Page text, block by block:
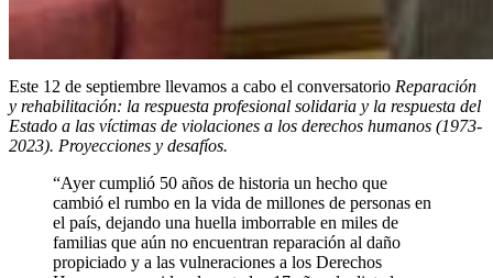
Este 12 de septiembre llevamos a cabo el conversatorio Reparación
y rehabilitación: la respuesta profesional solidaria y la respuesta del
Estado a las víctimas de violaciones a los derechos humanos (1973-
2023). Proyecciones y desafíos.
“Ayer cumplió 50 años de historia un hecho que
cambió el rumbo en la vida de millones de personas en
el país, dejando una huella imborrable en miles de
familias que aún no encuentran reparación al daño
propiciado y a las vulneraciones a los Derechos